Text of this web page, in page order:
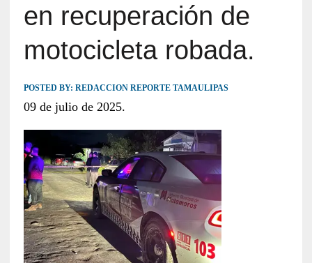
en recuperación de
motocicleta robada.
POSTED BY: REDACCION REPORTE TAMAULIPAS
09 de julio de 2025.